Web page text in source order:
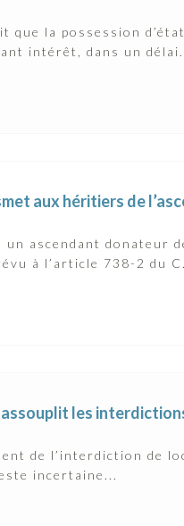
que la possession
intérêt, dans un
aux héritiers de
ascendant donateur
à l’article 738-2 du
les
de l’interdiction de
incertaine...